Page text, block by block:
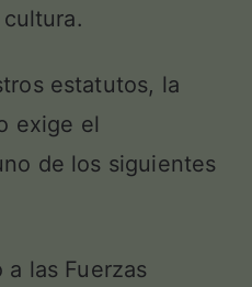
estatutos, la
exige el
de los siguientes
las Fuerzas